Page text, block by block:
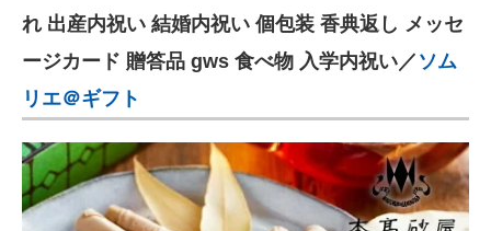
れ 出産内祝い 結婚内祝い 個包装 香典返し メッセ
ージカード 贈答品 gws 食べ物 入学内祝い／ ソム
リエ＠ギフト